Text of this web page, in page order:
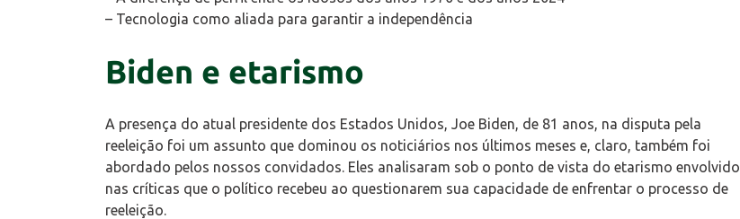
– Tecnologia como aliada para garantir a independência
Biden e etarismo
A presença do atual presidente dos Estados Unidos, Joe Biden, de 81 anos, na disputa pela
reeleição foi um assunto que dominou os noticiários nos últimos meses e, claro, também foi
abordado pelos nossos convidados. Eles analisaram sob o ponto de vista do etarismo envolvido
nas críticas que o político recebeu ao questionarem sua capacidade de enfrentar o processo de
reeleição.